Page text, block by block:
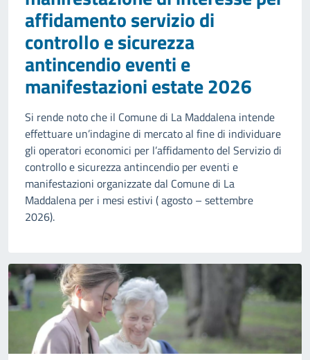
affidamento servizio di
controllo e sicurezza
antincendio eventi e
manifestazioni estate 2026
Si rende noto che il Comune di La Maddalena intende
effettuare un’indagine di mercato al fine di individuare
gli operatori economici per l’affidamento del Servizio di
controllo e sicurezza antincendio per eventi e
manifestazioni organizzate dal Comune di La
Maddalena per i mesi estivi ( agosto – settembre
2026).